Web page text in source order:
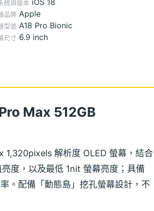
統與版本 iOS 18
品牌 Apple
型號 A18 Pro Bionic
尺寸 6.9 inch
Max 512GB
解析度 OLED 螢幕，結合
度，以及最低 1nit 螢幕亮度；具備
。配備「動態島」挖孔螢幕設計，不
方便快速查看手機的即時動態。